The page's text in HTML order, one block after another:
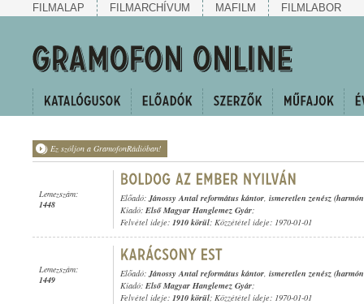
FILMALAP FILMARCHÍVUM MAFILM FILMLABOR
Ez szóljon a GramofonRádióban!
Lemezszám:
1448
Előadó:Jánossy Antal református kántor, ismeretlen zenész
Kiadó: Első Magyar Hanglemez Gyár;
Felvétel ideje: 1910 körül; Közzététel ideje: 1970-01-01
Lemezszám:
1449
Előadó:Jánossy Antal református kántor, ismeretlen zenész
Kiadó: Első Magyar Hanglemez Gyár;
Felvétel ideje: 1910 körül; Közzététel ideje: 1970-01-01